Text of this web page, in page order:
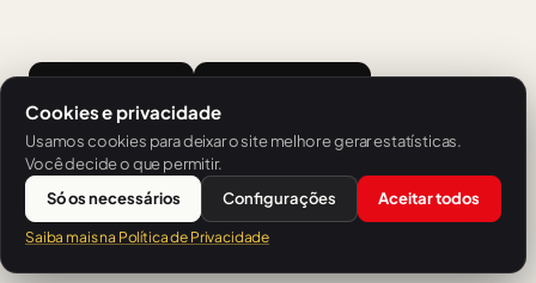
Uma oferta da SH Sprachschule Heilbronn.
© 2026 V-IZ
Cookies e privacidade
Usamos cookies para deixar o site melhor e gerar estatísticas.
Você decide o que permitir.
Só os necessários
Configurações Aceitar todos
Saiba mais na Política de Privacidade